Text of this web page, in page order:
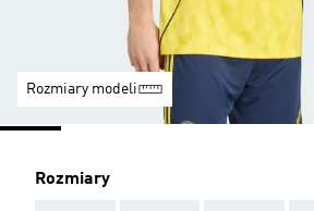
Rozmiary modeli
Rozmiary